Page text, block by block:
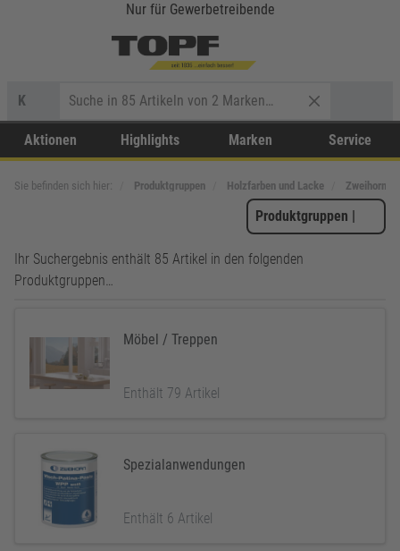
Nur für Gewerbetreibende
K
Aktionen Highlights Marken Service
Sie befinden sich hier: Produktgruppen Holzfarben und Lacke Zweihorn
Produktgruppen |
Ihr Suchergebnis enthält 85 Artikel in den folgenden
Produktgruppen…
Möbel / Treppen
Enthält 79 Artikel
Spezialanwendungen
Enthält 6 Artikel